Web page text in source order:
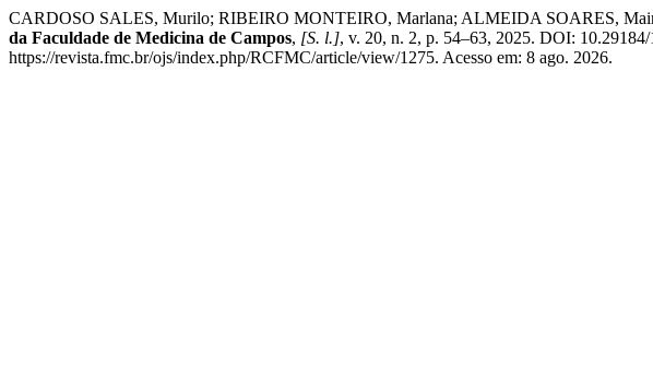
CARDOSO SALES, Murilo; RIBEIRO MONTEIRO, Marlana; ALMEIDA SOARES,
da Faculdade de Medicina de Campos, [S. l.], v. 20, n. 2, p. 54–63, 2025. DOI:
https://revista.fmc.br/ojs/index.php/RCFMC/article/view/1275. Acesso em: 8 ago. 2026.